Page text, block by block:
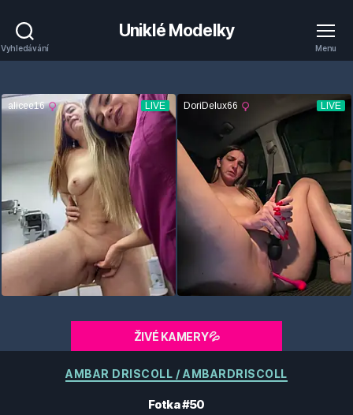
Vyhledávání
Uniklé Modelky
Menu
ŽIVÉ KAMERY💦
Kategorie
AMBAR DRISCOLL / AMBARDRISCOLL
Fotka #50